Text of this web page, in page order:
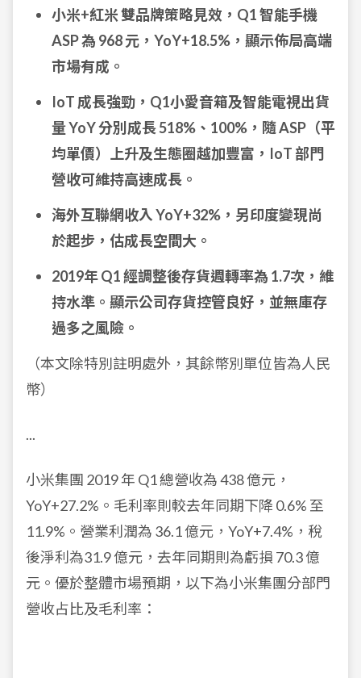
小米+紅米 雙品牌策略見效，Q1 智能手機
ASP 為 968 元，YoY+18.5%，顯示佈局高端
市場有成。
IoT 成長強勁，Q1小愛音箱及智能電視出貨
量 YoY 分別成長 518%、100%，隨 ASP（平
均單價）上升及生態圈越加豐富，IoT 部門
營收可維持高速成長。
海外互聯網收入 YoY+32%，另印度變現尚
於起步，估成長空間大。
2019年 Q1 經調整後存貨週轉率為 1.7次，維
持水準。顯示公司存貨控管良好，並無庫存
過多之風險。
（本文除特別註明處外，其餘幣別單位皆為人民
幣）
...
小米集團 2019 年 Q1 總營收為 438 億元，
YoY+27.2%。毛利率則較去年同期下降 0.6% 至
11.9%。營業利潤為 36.1 億元，YoY+7.4%，稅
後淨利為31.9 億元，去年同期則為虧損 70.3 億
元。優於整體市場預期，以下為小米集團分部門
營收占比及毛利率：